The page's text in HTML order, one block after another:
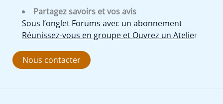
Partagez savoirs et vos avis
Sous l’onglet Forums avec un abonnement
Réunissez-vous en groupe et Ouvrez un Atelier
Nous contacter